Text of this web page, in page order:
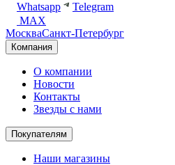
Whatsapp
Telegram
MAX
МоскваСанкт-Петербург
Компания
О компании
Новости
Контакты
Звезды с нами
Покупателям
Наши магазины